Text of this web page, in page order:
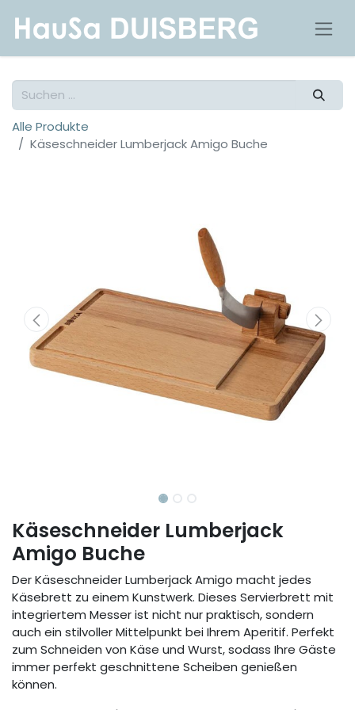
Alle Produkte
Käseschneider Lumberjack Amigo Buche
Käseschneider Lumberjack
Amigo Buche
Der Käseschneider Lumberjack Amigo macht jedes
Käsebrett zu einem Kunstwerk. Dieses Servierbrett mit
integriertem Messer ist nicht nur praktisch, sondern
auch ein stilvoller Mittelpunkt bei Ihrem Aperitif. Perfekt
zum Schneiden von Käse und Wurst, sodass Ihre Gäste
immer perfekt geschnittene Scheiben genießen
können.